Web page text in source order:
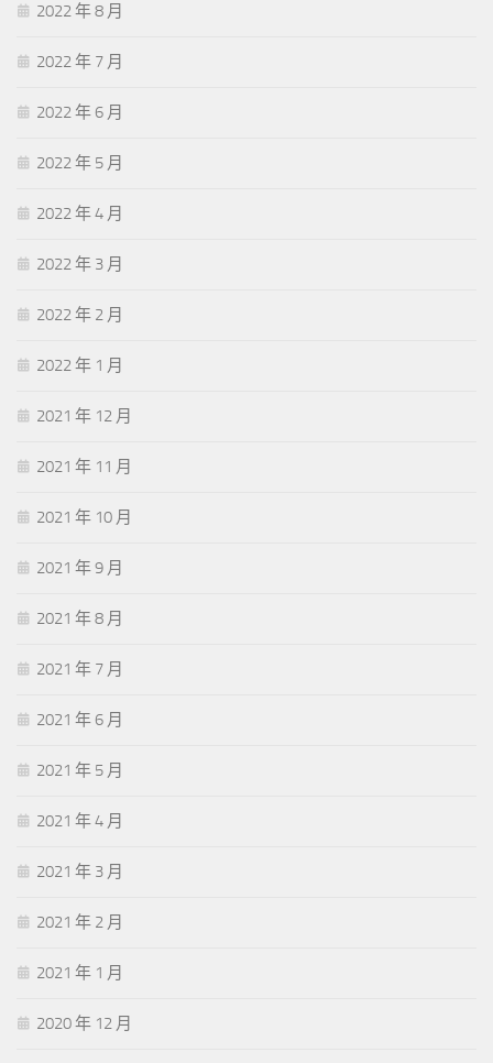
2022 年 8 月
2022 年 7 月
2022 年 6 月
2022 年 5 月
2022 年 4 月
2022 年 3 月
2022 年 2 月
2022 年 1 月
2021 年 12 月
2021 年 11 月
2021 年 10 月
2021 年 9 月
2021 年 8 月
2021 年 7 月
2021 年 6 月
2021 年 5 月
2021 年 4 月
2021 年 3 月
2021 年 2 月
2021 年 1 月
2020 年 12 月